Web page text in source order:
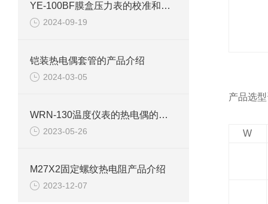
YE-100BF膜盒压力表的校准和设备的调整该怎么进行？
2024-09-19
铠装热电偶套管的产品介绍
2024-03-05
WRN-130温度仪表的热电偶的含义
2023-05-26
M27X2固定螺纹热电阻产品介绍
2023-12-07
产品选
W